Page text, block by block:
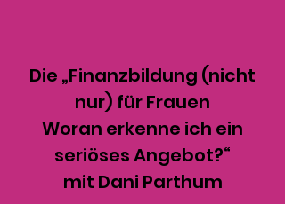
Die „Finanzbildung (nicht
nur) für Frauen
Woran erkenne ich ein
seriöses Angebot?“
mit Dani Parthum